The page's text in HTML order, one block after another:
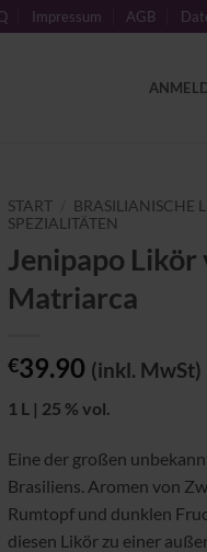
Impressum AGB
START
BRASILIANISCHE
SPEZIALITÄTEN
Jenipapo Likör
Matriarca
€39.90 (inkl. MwSt)
1 L | 25 % vol.
Eine der großen
Brasiliens. Aromen von
Rumtopf und dunklen
diesen Likör zu einer